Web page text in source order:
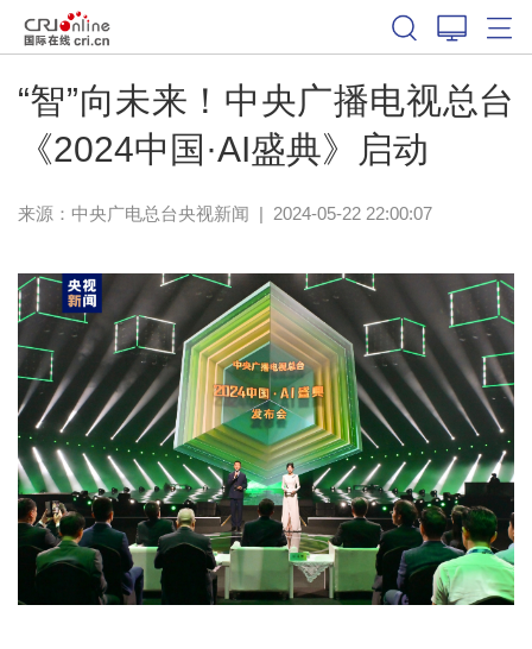
“智”向未来！中央广播电视总台
《2024中国·AI盛典》启动
来源： 中央广电总台央视新闻 | 2024-05-22 22:00:07